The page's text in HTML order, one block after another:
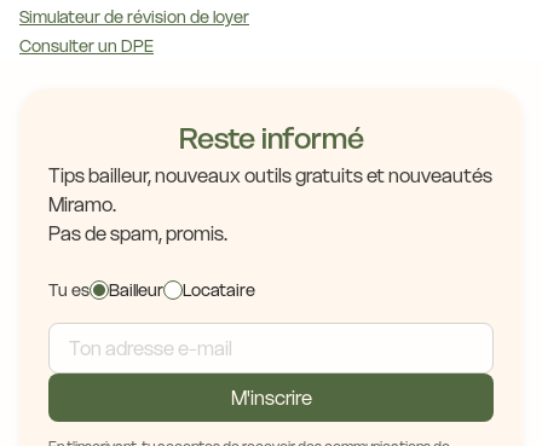
Simulateur de révision de loyer
Consulter un DPE
Reste informé
Tips bailleur, nouveaux outils gratuits et nouveautés
Miramo.
Pas de spam, promis.
Tu es Bailleur Locataire
M'inscrire